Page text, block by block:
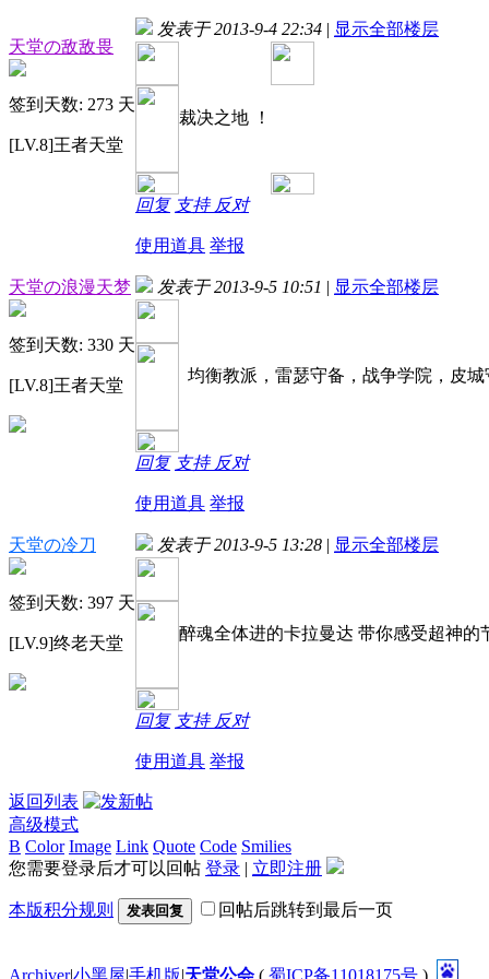
天堂の敌敌畏
签到天数: 273 天
[LV.8]王者天堂
发表于 2013-9-4 22:34 | 显示全部楼层
裁决之地 ！
回复 支持 反对
使用道具 举报
天堂の浪漫天梦
签到天数: 330 天
[LV.8]王者天堂
发表于 2013-9-5 10:51 | 显示全部楼层
均衡教派，雷瑟守备，战争学院，皮城
回复 支持 反对
使用道具 举报
天堂の冷刀
签到天数: 397 天
[LV.9]终老天堂
发表于 2013-9-5 13:28 | 显示全部楼层
醉魂全体进的卡拉曼达 带你感受超神的
回复 支持 反对
使用道具 举报
返回列表
高级模式
B Color Image Link Quote Code Smilies
您需要登录后才可以回帖 登录 | 立即注册
本版积分规则 发表回复 回帖后跳转到最后一页
Archiver|小黑屋|手机版|天堂公会( 蜀ICP备11018175号 )